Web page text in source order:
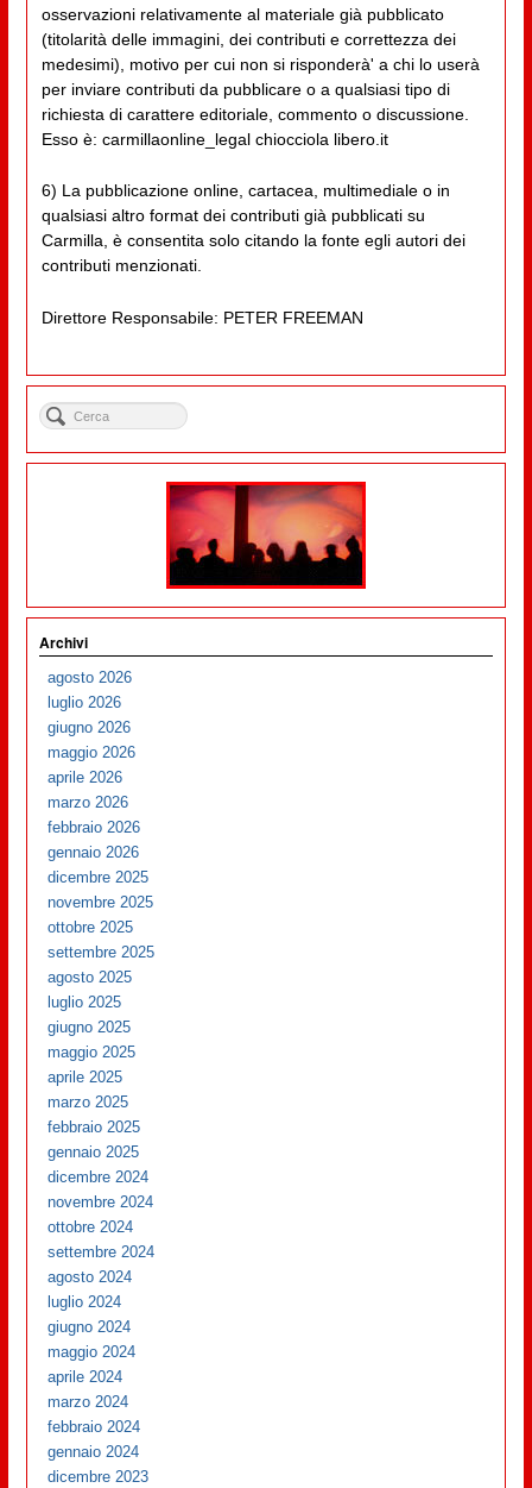
osservazioni relativamente al materiale già pubblicato
(titolarità delle immagini, dei contributi e correttezza dei
medesimi), motivo per cui non si risponderà' a chi lo userà
per inviare contributi da pubblicare o a qualsiasi tipo di
richiesta di carattere editoriale, commento o discussione.
Esso è: carmillaonline_legal chiocciola libero.it
6) La pubblicazione online, cartacea, multimediale o in
qualsiasi altro format dei contributi già pubblicati su
Carmilla, è consentita solo citando la fonte egli autori dei
contributi menzionati.
Direttore Responsabile: PETER FREEMAN
Archivi
agosto 2026
luglio 2026
giugno 2026
maggio 2026
aprile 2026
marzo 2026
febbraio 2026
gennaio 2026
dicembre 2025
novembre 2025
ottobre 2025
settembre 2025
agosto 2025
luglio 2025
giugno 2025
maggio 2025
aprile 2025
marzo 2025
febbraio 2025
gennaio 2025
dicembre 2024
novembre 2024
ottobre 2024
settembre 2024
agosto 2024
luglio 2024
giugno 2024
maggio 2024
aprile 2024
marzo 2024
febbraio 2024
gennaio 2024
dicembre 2023